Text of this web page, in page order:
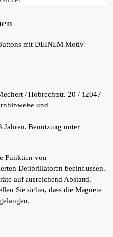
mit DEINEM Motiv!
/ Hobrechtstr. 20 / 12047
und
Benutzung unter
Funktion von
Defibrillatoren beeinflussen.
auf ausreichend Abstand.
Sie sicher, dass die Magnete